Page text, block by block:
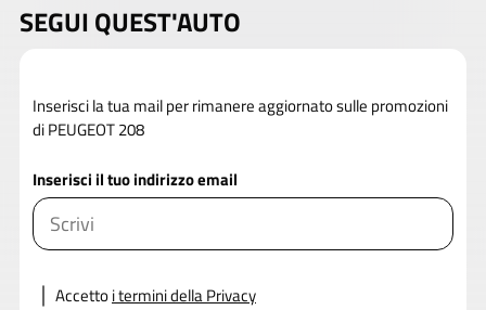
SEGUI QUEST'AUTO
Inserisci la tua mail per rimanere aggiornato sulle promozioni
di PEUGEOT 208
Inserisci il tuo indirizzo email
Accettoi termini della Privacy